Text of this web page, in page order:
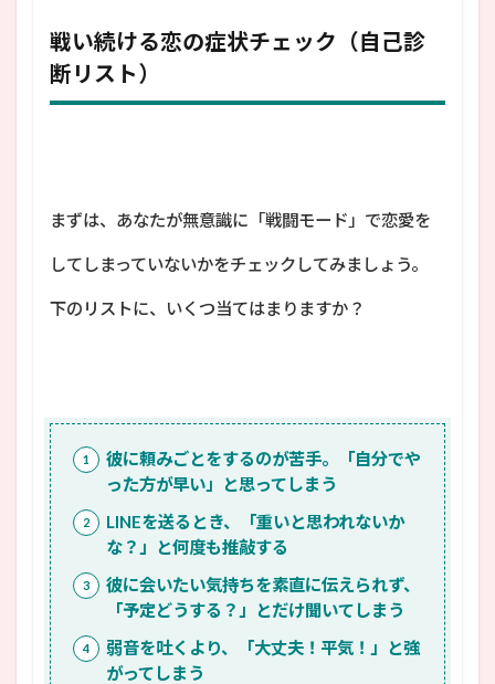
戦い続ける恋の症状チェック（自己診
断リスト）
まずは、あなたが無意識に「戦闘モード」で恋愛を
してしまっていないかをチェックしてみましょう。
下のリストに、いくつ当てはまりますか？
彼に頼みごとをするのが苦手。「自分でや
った方が早い」と思ってしまう
LINEを送るとき、「重いと思われないか
な？」と何度も推敲する
彼に会いたい気持ちを素直に伝えられず、
「予定どうする？」とだけ聞いてしまう
弱音を吐くより、「大丈夫！平気！」と強
がってしまう